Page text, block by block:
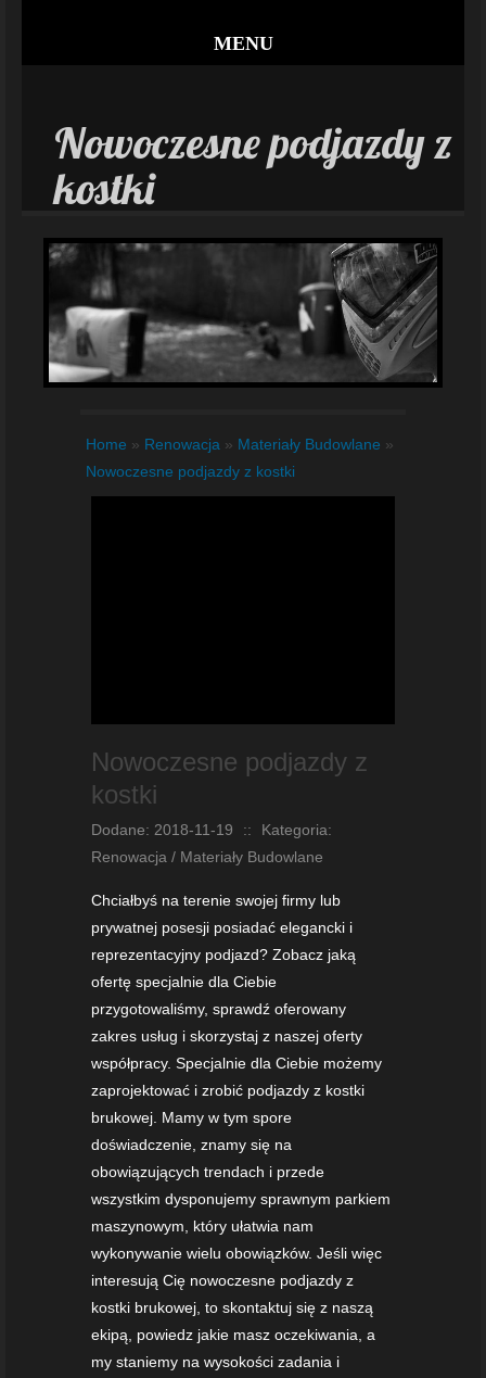
MENU
Nowoczesne podjazdy z
kostki
Home » Renowacja » Materiały Budowlane »
Nowoczesne podjazdy z kostki
Nowoczesne podjazdy z
kostki
Dodane: 2018-11-19 ::
Kategoria:
Renowacja / Materiały Budowlane
Chciałbyś na terenie swojej firmy lub
prywatnej posesji posiadać elegancki i
reprezentacyjny podjazd? Zobacz jaką
ofertę specjalnie dla Ciebie
przygotowaliśmy, sprawdź oferowany
zakres usług i skorzystaj z naszej oferty
współpracy. Specjalnie dla Ciebie możemy
zaprojektować i zrobić podjazdy z kostki
brukowej. Mamy w tym spore
doświadczenie, znamy się na
obowiązujących trendach i przede
wszystkim dysponujemy sprawnym parkiem
maszynowym, który ułatwia nam
wykonywanie wielu obowiązków. Jeśli więc
interesują Cię nowoczesne podjazdy z
kostki brukowej, to skontaktuj się z naszą
ekipą, powiedz jakie masz oczekiwania, a
my staniemy na wysokości zadania i